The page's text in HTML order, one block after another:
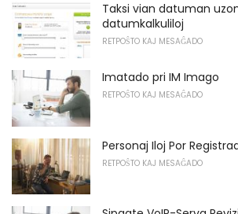
Taksi vian datuman
datumkalkuliloj
RETPOŜTO KAJ MESAĜADO
Imatado pri IM Imago
RETPOŜTO KAJ MESAĜADO
Personaj Iloj Por
RETPOŜTO KAJ MESAĜADO